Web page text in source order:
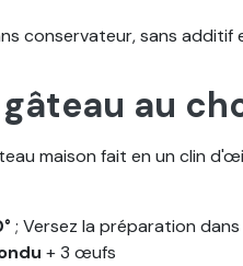
conservateur, sans
au
maison fait en un clin
; Versez la préparation
+ 3 œufs